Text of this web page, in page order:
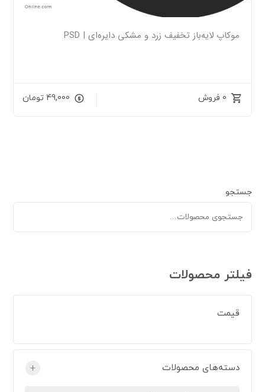
موکاپ لایه‌باز تخفیف زرد و مشکی دایره‌ای | PSD
0 فروش 49,000 تومان
جستجو
فیلتر محصولات
قیمت
دسته‌های محصولات +